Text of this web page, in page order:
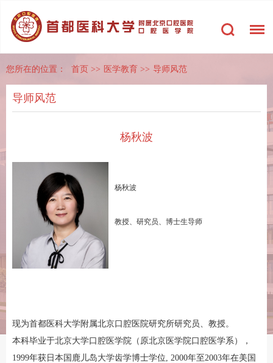
您所在的位置： 首页 >> 医学教育 >> 导师风范
导师风范
杨秋波
杨秋波
教授、研究员、博士生导师
现为首都医科大学附属北京口腔医院研究所研究员、教授。
本科毕业于北京大学口腔医学院（原北京医学院口腔医学系），
1999年获日本国鹿儿岛大学齿学博士学位, 2000年至2003年在美国